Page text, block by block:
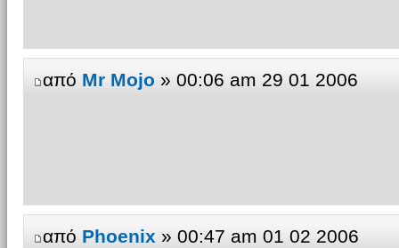
από Mr Mojo » 00:06 am 29 01 2006
από Phoenix » 00:47 am 01 02 2006